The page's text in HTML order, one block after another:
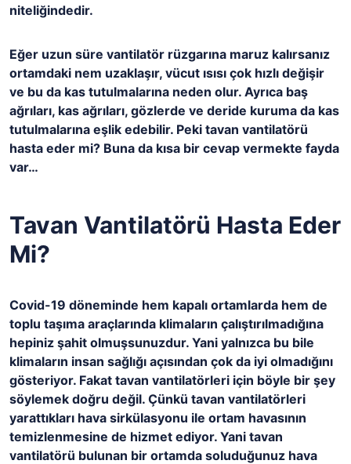
niteliğindedir.
Eğer uzun süre vantilatör rüzgarına maruz kalırsanız
ortamdaki nem uzaklaşır, vücut ısısı çok hızlı değişir
ve bu da kas tutulmalarına neden olur. Ayrıca baş
ağrıları, kas ağrıları, gözlerde ve deride kuruma da kas
tutulmalarına eşlik edebilir. Peki tavan vantilatörü
hasta eder mi? Buna da kısa bir cevap vermekte fayda
var…
Tavan Vantilatörü Hasta Eder
Mi?
Covid-19 döneminde hem kapalı ortamlarda hem de
toplu taşıma araçlarında klimaların çalıştırılmadığına
hepiniz şahit olmuşsunuzdur. Yani yalnızca bu bile
klimaların insan sağlığı açısından çok da iyi olmadığını
gösteriyor. Fakat tavan vantilatörleri için böyle bir şey
söylemek doğru değil. Çünkü tavan vantilatörleri
yarattıkları hava sirkülasyonu ile ortam havasının
temizlenmesine de hizmet ediyor. Yani tavan
vantilatörü bulunan bir ortamda soluduğunuz hava